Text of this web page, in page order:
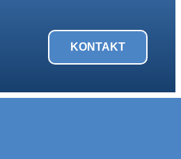
KONTAKT